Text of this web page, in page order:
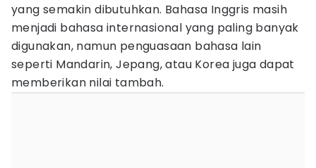
yang semakin dibutuhkan. Bahasa Inggris masih
menjadi bahasa internasional yang paling banyak
digunakan, namun penguasaan bahasa lain
seperti Mandarin, Jepang, atau Korea juga dapat
memberikan nilai tambah.